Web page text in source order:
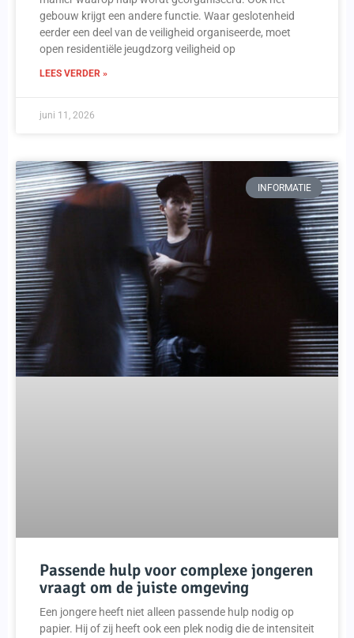
gebouw krijgt een andere functie. Waar geslotenheid
eerder een deel van de veiligheid organiseerde, moet
open residentiële jeugdzorg veiligheid op
LEES VERDER »
juni 11, 2026
INFORMATIE
Passende hulp voor complexe jongeren
vraagt om de juiste omgeving
Een jongere heeft niet alleen passende hulp nodig op
papier. Hij of zij heeft ook een plek nodig die de intensiteit